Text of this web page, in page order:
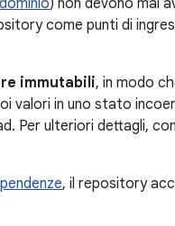
) non devono mai
come punti di
immutabili, in modo
valori in uno stato
Per ulteriori dettagli,
, il repository